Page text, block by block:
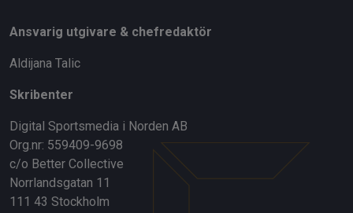
Ansvarig utgivare & chefredaktör
Aldijana Talic
Skribenter
Digital Sportsmedia i Norden AB
Org.nr: 559409-9698
c/o Better Collective
Norrlandsgatan 11
111 43 Stockholm